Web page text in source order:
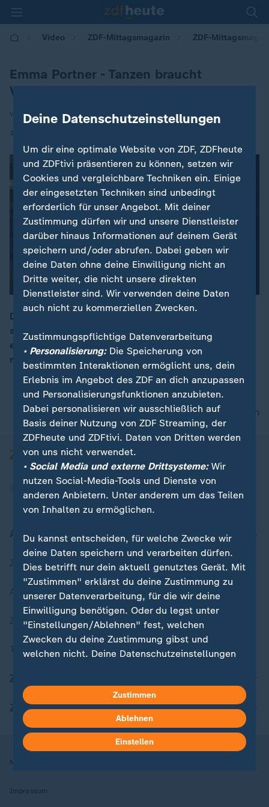
Video ZDF-Mittagsmagazin ZDF-
Emma Portner - Tanzen braucht
Vertrauen
von Christiane Lange
16.01.2026 | 14:53
00:15
Die neue Choreographin am Staatsballett München
sagt: Tanz beginnt mit Vertrauen. Emma Portner
erzählt, warum sie anders arbeitet als viele ihrer meist
männlichen Kollegen.
nach oben
Aktuell bei ZDFheute
Zuletzt veröffentlicht
Aktuelle Sendungs-Videos
ZDFheute Stories
Themen im Überblick
ZDFheute Apps
Nutzungsbedingungen
Impressum
Deine Datenschutzeinstellungen
Um dir eine optimale Website von ZDF, ZDFheute
und ZDFtivi präsentieren zu können, setzen wir
Cookies und vergleichbare Techniken ein. Einige
der eingesetzten Techniken sind unbedingt
erforderlich für unser Angebot. Mit deiner
Zustimmung dürfen wir und unsere Dienstleister
darüber hinaus Informationen auf deinem Gerät
speichern und/oder abrufen. Dabei geben wir
deine Daten ohne deine Einwilligung nicht an
Dritte weiter, die nicht unsere direkten
Dienstleister sind. Wir verwenden deine Daten
auch nicht zu kommerziellen Zwecken.
Zustimmungspflichtige Datenverarbeitung
• Personalisierung:Die Speicherung von
bestimmten Interaktionen ermöglicht uns, dein
Erlebnis im Angebot des ZDF an dich anzupassen
und Personalisierungsfunktionen anzubieten.
Dabei personalisieren wir ausschließlich auf
Basis deiner Nutzung von ZDF Streaming, der
ZDFheute und ZDFtivi. Daten von Dritten werden
von uns nicht verwendet.
• Social Media und externe Drittsysteme:Wir
nutzen Social-Media-Tools und Dienste von
anderen Anbietern. Unter anderem um das Teilen
von Inhalten zu ermöglichen.
Du kannst entscheiden, für welche Zwecke wir
deine Daten speichern und verarbeiten dürfen.
Dies betrifft nur dein aktuell genutztes Gerät. Mit
"Zustimmen" erklärst du deine Zustimmung zu
unserer Datenverarbeitung, für die wir deine
Einwilligung benötigen. Oder du legst unter
"Einstellungen/Ablehnen" fest, welchen
Zwecken du deine Zustimmung gibst und
welchen nicht. Deine Datenschutzeinstellungen
Hier findest du das Impressum.
Weitere Informationen findest du in unserer
Datenschutzerklärung.
Zustimmen
Ablehnen
Einstellen